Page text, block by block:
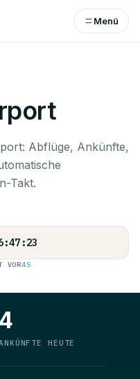
Menü
Abflüge, Ankünfte,
Takt.
VOR5S
4
HEUTE